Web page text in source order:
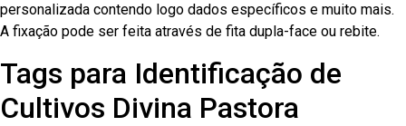
personalizada contendo logo dados específicos e muito mais.
A fixação pode ser feita através de fita dupla-face ou rebite.
Tags para Identificação de
Cultivos Divina Pastora